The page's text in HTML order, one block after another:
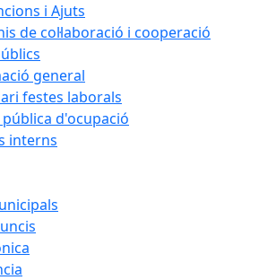
i Ajuts
de col·laboració i cooperació
general
festes laborals
d'ocupació
interns